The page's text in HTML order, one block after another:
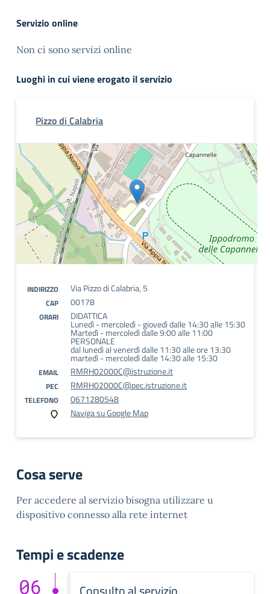
Servizio online
Non ci sono servizi online
Luoghi in cui viene erogato il servizio
Pizzo di Calabria
INDIRIZZO Via Pizzo di Calabria, 5
CAP 00178
ORARI DIDATTICA
Lunedì - mercoledì - giovedì dalle 14:30 alle 15:30
Martedì - mercoledì dalle 9:00 alle 11:00
PERSONALE
dal lunedì al venerdì dalle 11:30 alle ore 13:30
martedì - mercoledì dalle 14:30 alle 15:30
EMAIL RMRH02000C@istruzione.it
PEC RMRH02000C@pec.istruzione.it
TELEFONO
0671280548
Naviga su Google Map
Cosa serve
Per accedere al servizio bisogna utilizzare u
dispositivo connesso alla rete internet
Tempi e scadenze
06